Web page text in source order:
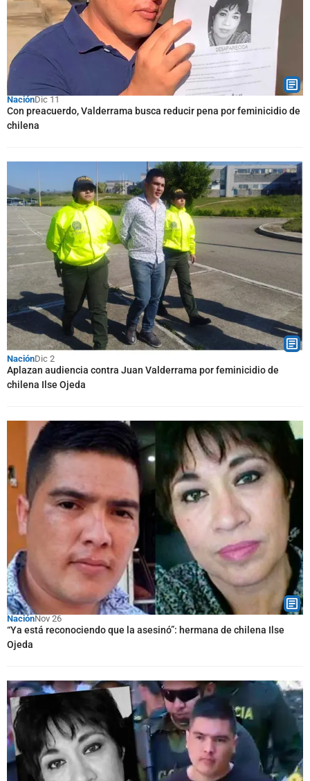
NaciónDic 11
Con preacuerdo, Valderrama busca reducir pena por feminicidio de
chilena
NaciónDic 2
Aplazan audiencia contra Juan Valderrama por feminicidio de
chilena Ilse Ojeda
NaciónNov 26
“Ya está reconociendo que la asesinó”: hermana de chilena Ilse
Ojeda